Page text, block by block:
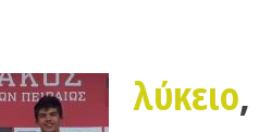
λύκειο,